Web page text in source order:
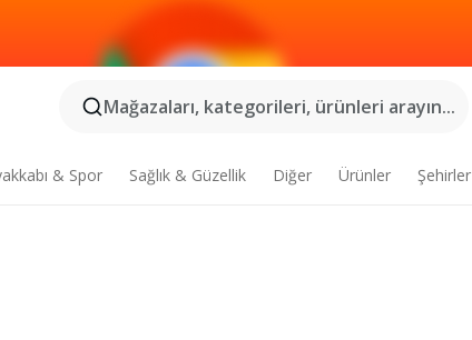
Mağazaları, kategorileri, ürünleri arayın...
& Spor Sağlık & Güzellik Diğer Ürünler Şehirler